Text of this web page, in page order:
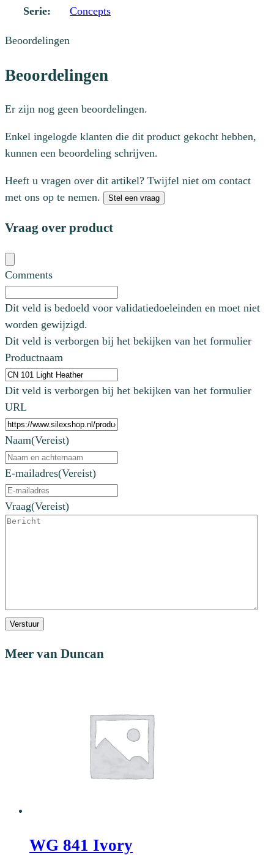
Serie: Concepts
Beoordelingen
Beoordelingen
Er zijn nog geen beoordelingen.
Enkel ingelogde klanten die dit product gekocht hebben,
kunnen een beoordeling schrijven.
Heeft u vragen over dit artikel? Twijfel niet om contact
met ons op te nemen.
Stel een vraag
Vraag over product
Comments
Dit veld is bedoeld voor validatiedoeleinden en moet niet
worden gewijzigd.
Dit veld is verborgen bij het bekijken van het formulier
Productnaam
Dit veld is verborgen bij het bekijken van het formulier
URL
Naam(Vereist)
E-mailadres(Vereist)
Vraag(Vereist)
Verstuur
Meer van Duncan
WG 841 Ivory